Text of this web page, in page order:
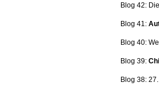
Blog 42:
Blog 41:
Blog 40:
Blog 39:
Blog 38: